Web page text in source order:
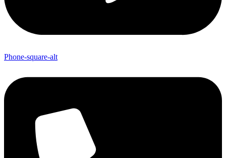
Phone-square-alt